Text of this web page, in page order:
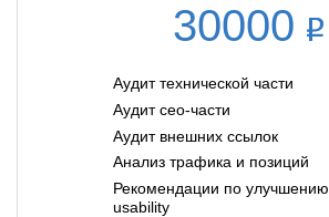
30000
Аудит технической части
Аудит сео-части
Аудит внешних ссылок
Анализ трафика и позиций
Рекомендации по улучшению
usability